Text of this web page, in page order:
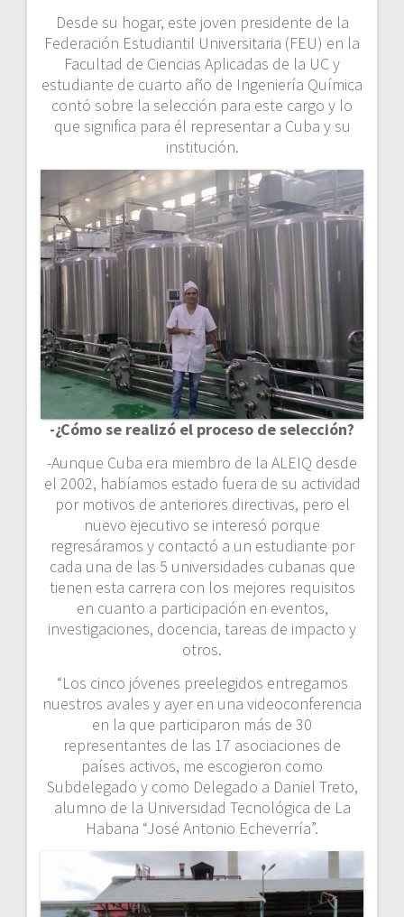
Desde su hogar, este joven presidente de la
Federación Estudiantil Universitaria (FEU) en la
Facultad de Ciencias Aplicadas de la UC y
estudiante de cuarto año de Ingeniería Química
contó sobre la selección para este cargo y lo
que significa para él representar a Cuba y su
institución.
-¿Cómo se realizó el proceso de selección?
-Aunque Cuba era miembro de la ALEIQ desde
el 2002, habíamos estado fuera de su actividad
por motivos de anteriores directivas, pero el
nuevo ejecutivo se interesó porque
regresáramos y contactó a un estudiante por
cada una de las 5 universidades cubanas que
tienen esta carrera con los mejores requisitos
en cuanto a participación en eventos,
investigaciones, docencia, tareas de impacto y
otros.
“Los cinco jóvenes preelegidos entregamos
nuestros avales y ayer en una videoconferencia
en la que participaron más de 30
representantes de las 17 asociaciones de
países activos, me escogieron como
Subdelegado y como Delegado a Daniel Treto,
alumno de la Universidad Tecnológica de La
Habana “José Antonio Echeverría”.